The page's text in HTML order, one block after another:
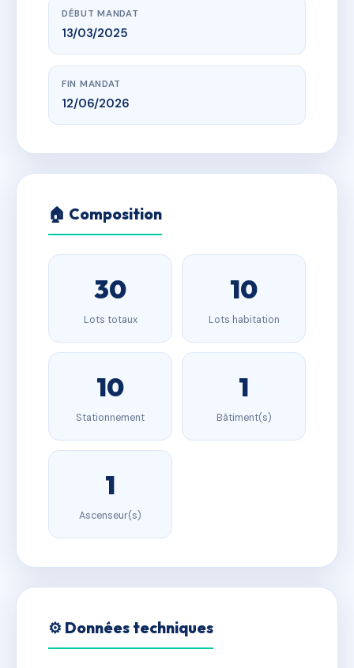
DÉBUT MANDAT
13/03/2025
FIN MANDAT
12/06/2026
🏠 Composition
30
Lots totaux
10
Lots habitation
10
Stationnement
1
Bâtiment(s)
1
Ascenseur(s)
⚙️ Données techniques